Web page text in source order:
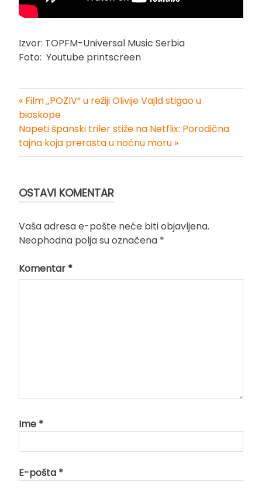
Izvor: TOPFM-Universal Music Serbia
Foto: Youtube printscreen
Kretanje
članka
« Film „POZIV“ u režiji Olivije Vajld stigao u
bioskope
Napeti španski triler stiže na Netflix: Porodična
tajna koja prerasta u noćnu moru »
OSTAVI KOMENTAR
Vaša adresa e-pošte neće biti objavljena.
Neophodna polja su označena *
Komentar *
Ime *
E-pošta *